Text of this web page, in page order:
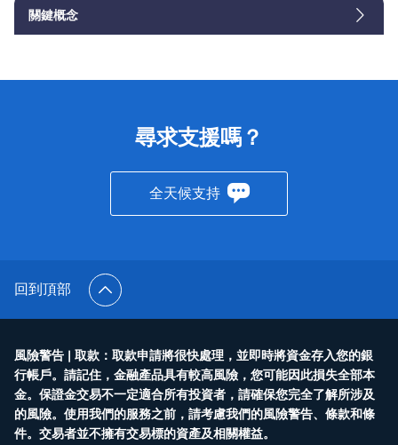
關鍵概念
尋求支援嗎？
全天候支持
回到頂部
風險警告 | 取款：取款申請將很快處理，並即時將資金存入您的銀
行帳戶。請記住，金融產品具有較高風險，您可能因此損失全部本
金。保證金交易不一定適合所有投資者，請確保您完全了解所涉及
的風險。使用我們的服務之前，請考慮我們的風險警告、條款和條
件。交易者並不擁有交易標的資產及相關權益。